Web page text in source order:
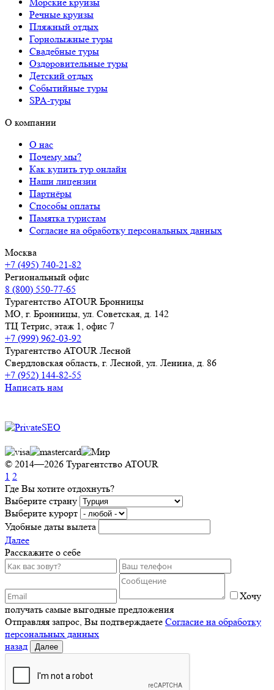
Речные круизы
Пляжный отдых
Горнолыжные туры
Свадебные туры
Оздоровительные туры
Детский отдых
Событийные туры
SPA-туры
О компании
О нас
Почему мы?
Как купить тур онлайн
Наши лицензии
Партнёры
Способы оплаты
Памятка туристам
Согласие на обработку персональных данных
Москва
+7 (495) 740-21-82
Региональный офис
8 (800) 550-77-65
Турагентство ATOUR Бронницы
МО, г. Бронницы, ул. Советская, д. 142
ТЦ Тетрис, этаж 1, офис 7
+7 (999) 962-03-92
Турагентство ATOUR Лесной
Свердловская область, г. Лесной, ул. Ленина, д. 86
+7 (952) 144-82-55
Написать нам
© 2014—2026 Турагентство ATOUR
1 2
Где Вы хотите отдохнуть?
Выберите страну
Выберите курорт
Удобные даты вылета
Далее
Расскажите о себе
Хочу
получать самые выгодные предложения
Отправляя запрос, Вы подтверждаете Согласие на обработку
персональных данных
назад
Далее